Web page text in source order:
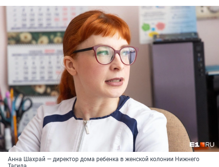
Анна Шахрай — директор дома ребенка в женской колонии Нижнего